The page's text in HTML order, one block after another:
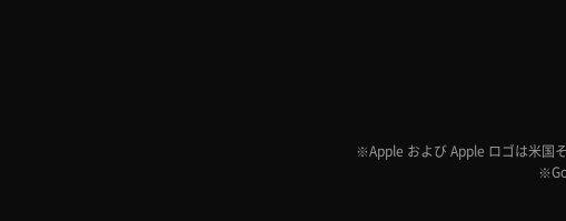
※Apple および Apple ロゴは米国